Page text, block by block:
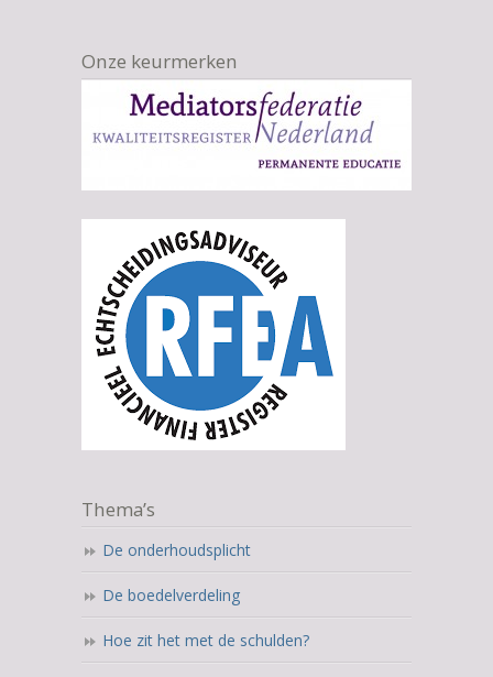
Onze keurmerken
Thema’s
De onderhoudsplicht
De boedelverdeling
Hoe zit het met de schulden?